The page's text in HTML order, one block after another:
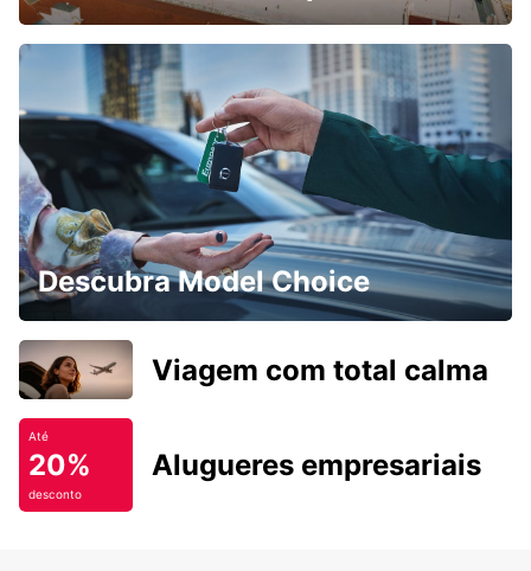
Descubra Model Choice
Viagem com total calma
Até
20%
desconto
Alugueres empresariais